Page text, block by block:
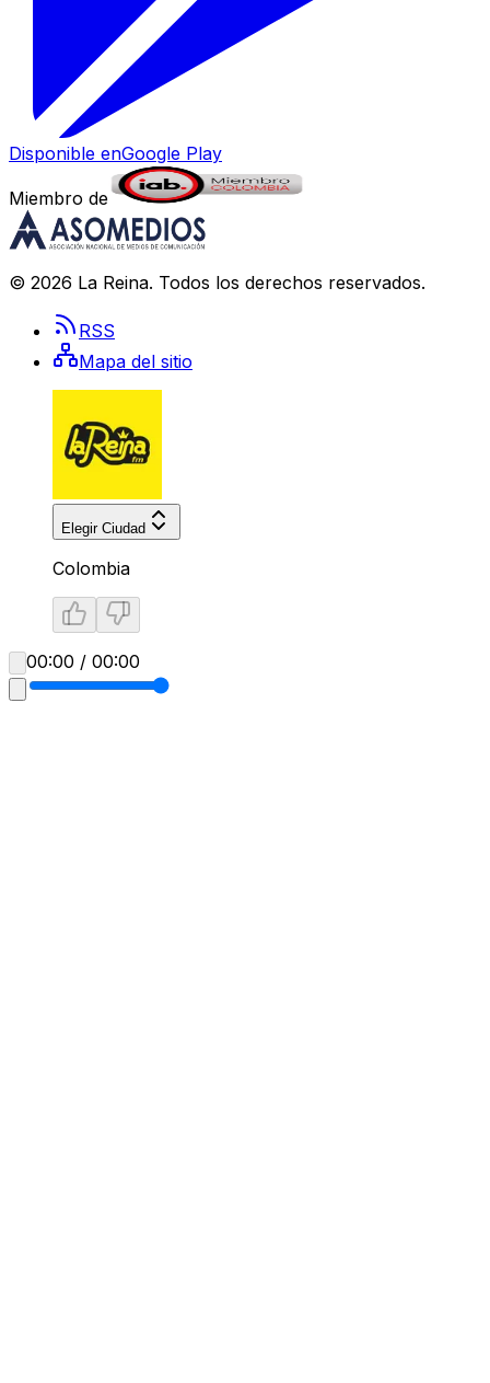
Disponible enGoogle Play
Miembro de
© 2026 La Reina. Todos los derechos reservados.
RSS
Mapa del sitio
Elegir Ciudad
Colombia
00:00 / 00:00